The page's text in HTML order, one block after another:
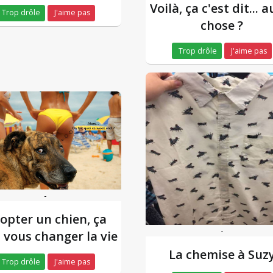
Trop drôle J'aime pas
Voilà, ça c'est dit...
chose ?
Trop drôle J'aime pas
-
un chien, ça
changer la vie
Trop drôle J'aime pas
-
La chemise à